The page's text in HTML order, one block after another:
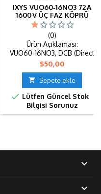
IXYS VUO60‑16NO3 72 A
1600 V ÜÇ FAZ KÖPRÜ
DOĞRULTUCU MODÜLÜ
(0)
Ürün Açıklaması:
VUO60‑16NO3, DCB (Direct
Copper Bonded) seramik
tabanlı sağlam bir yapıya
sahip üç fazlı doğrultucu
modülüdür.72 A ortalama
doğrultulmuş akım
(I&lt;sub&gt;dAV&lt;/sub&gt;),
PWM inverterler, DC güç
orta-yüksek voltaj
destekler. 700 A tepe...
Fiyat
$50,00
 Sepete ekle
 Lütfen Güncel Stok
Bilgisi Sorunuz

